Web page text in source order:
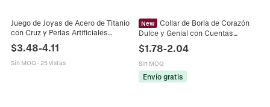
Juego de Joyas de Acero de Titanio
con Cruz y Perlas Artificiales
Barroco Vintage Collar Pendientes
Broche para Mujer
$3.48-4.11
Sin MOQ · 25 vistas
New
Collar de Borla de Corazón
Dulce y Genial con Cuentas
Irregulares Perla Artificial de
Imitación Turquesa Cadena de
Metal Mixto Choker Mujer Joyería
Y2K
$1.78-2.04
Sin MOQ
Envío gratis